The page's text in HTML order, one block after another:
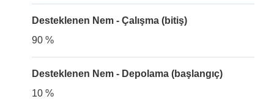
Desteklenen Nem - Çalışma (bitiş)
90 %
Desteklenen Nem - Depolama (başlangıç)
10 %